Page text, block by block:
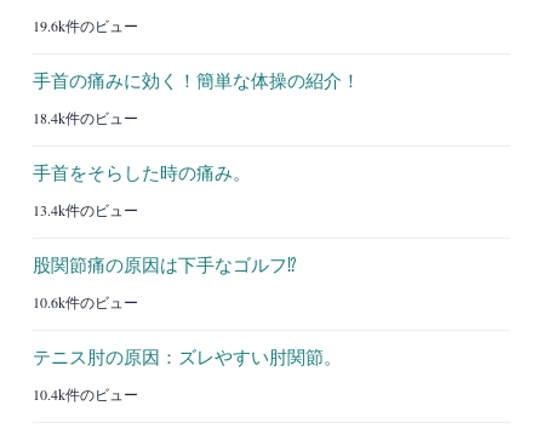
19.6k件のビュー
手首の痛みに効く！簡単な体操の紹介！
18.4k件のビュー
手首をそらした時の痛み。
13.4k件のビュー
股関節痛の原因は下手なゴルフ⁉︎
10.6k件のビュー
テニス肘の原因：ズレやすい肘関節。
10.4k件のビュー